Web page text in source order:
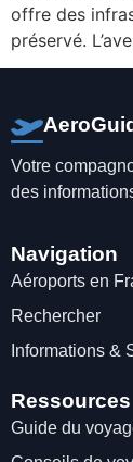
offre des
préservé.
Votre
des
Navigation
Aéroports en
Rechercher
Informations &
Ressources
Guide du